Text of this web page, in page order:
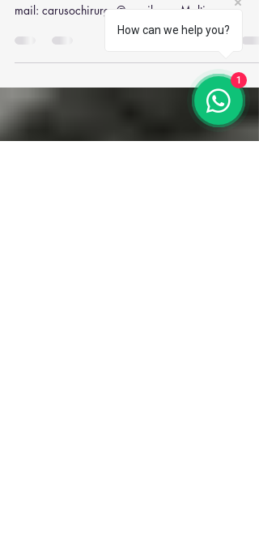
Steatosi epatica – Ecografia
specialistica o generica: l’importanza
di uno specialista dedicato per la
migliore diagnosi
Dr. Francesco Caruso - Specialista in chirurgia
mininvasiva e senza dolore - Tel. 333/8887415 -
How can we help you?
1